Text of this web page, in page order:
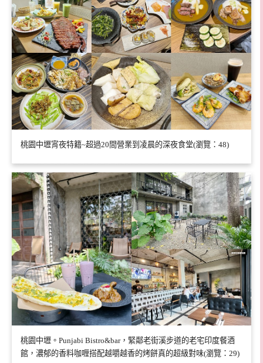
桃園中壢宵夜特籍~超過20間營業到凌晨的深夜食堂(瀏覽：48)
桃園中壢。Punjabi Bistro&bar，緊鄰老街溪步道的老宅印度餐酒
館，濃郁的香料咖喱搭配越嚼越香的烤餅真的超級對味(瀏覽：29)